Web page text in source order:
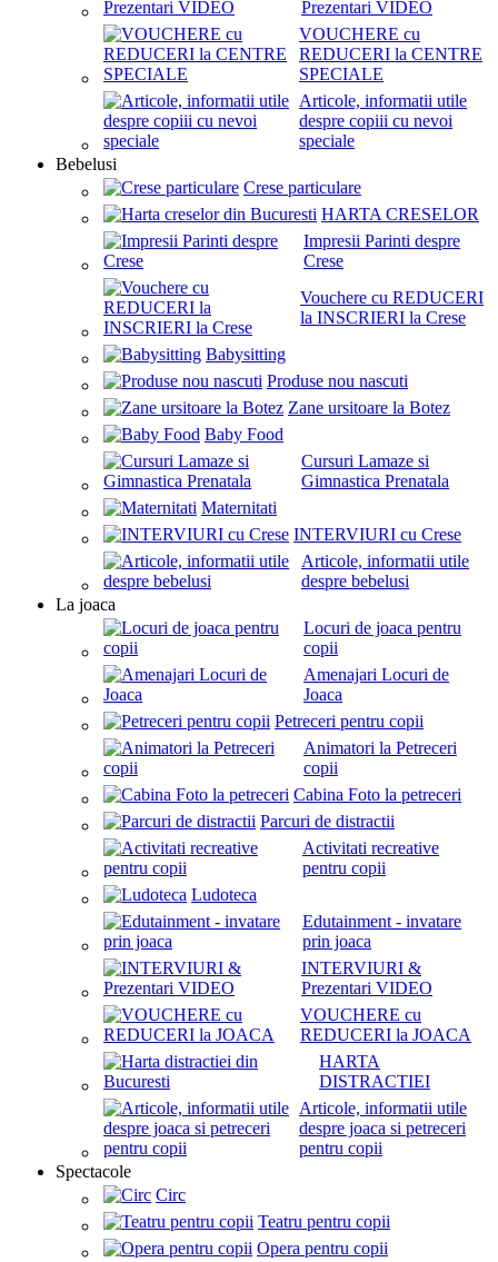
Prezentari VIDEO
VOUCHERE cu
REDUCERI la CENTRE
SPECIALE
Articole, informatii utile
despre copiii cu nevoi
speciale
Bebelusi
Crese particulare
HARTA CRESELOR
Impresii Parinti despre
Crese
Vouchere cu REDUCERI
la INSCRIERI la Crese
Babysitting
Produse nou nascuti
Zane ursitoare la Botez
Baby Food
Cursuri Lamaze si
Gimnastica Prenatala
Maternitati
INTERVIURI cu Crese
Articole, informatii utile
despre bebelusi
La joaca
Locuri de joaca pentru
copii
Amenajari Locuri de
Joaca
Petreceri pentru copii
Animatori la Petreceri
copii
Cabina Foto la petreceri
Parcuri de distractii
Activitati recreative
pentru copii
Ludoteca
Edutainment - invatare
prin joaca
INTERVIURI &
Prezentari VIDEO
VOUCHERE cu
REDUCERI la JOACA
HARTA
DISTRACTIEI
Articole, informatii utile
despre joaca si petreceri
pentru copii
Spectacole
Circ
Teatru pentru copii
Opera pentru copii